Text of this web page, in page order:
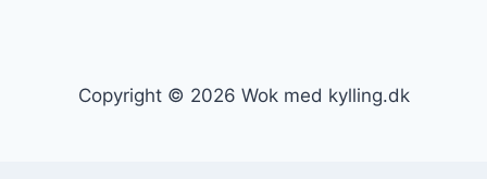
Copyright © 2026 Wok med kylling.dk